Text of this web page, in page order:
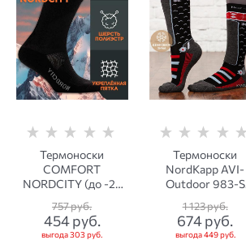
Термоноски
COMFORT
NORDCITY (до -25
757 руб.
454 руб.
выгода303 руб.
Термоноски
NordKapp AVI-
Outdoor 983-S
1 123 руб.
674 руб.
выгода449 руб.